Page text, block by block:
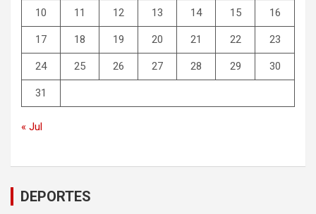
10 11 12 13 14 15 16
17 18 19 20 21 22 23
24 25 26 27 28 29 30
31
« Jul
DEPORTES